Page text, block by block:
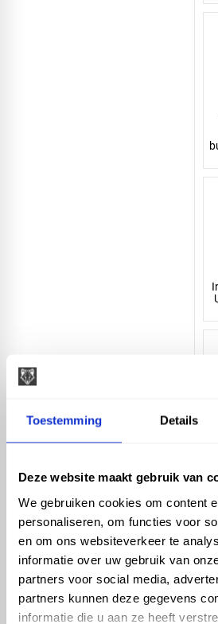
Toestemming Details
Deze website maakt gebruik van
We gebruiken cookies om content
personaliseren, om functies voor
en om ons websiteverkeer te
informatie over uw gebruik van
partners voor social media,
partners kunnen deze gegevens
informatie die u aan ze heeft